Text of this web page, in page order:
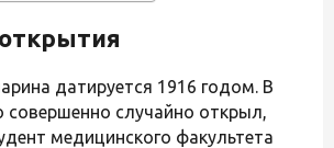
датируется 1916 годом. В
совершенно случайно открыл,
медицинского факультета